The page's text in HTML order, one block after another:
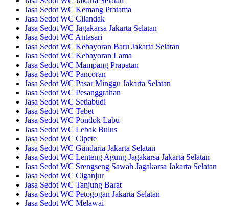
Jasa Sedot WC Kemang Pratama
Jasa Sedot WC Cilandak
Jasa Sedot WC Jagakarsa Jakarta Selatan
Jasa Sedot WC Antasari
Jasa Sedot WC Kebayoran Baru Jakarta Selatan
Jasa Sedot WC Kebayoran Lama
Jasa Sedot WC Mampang Prapatan
Jasa Sedot WC Pancoran
Jasa Sedot WC Pasar Minggu Jakarta Selatan
Jasa Sedot WC Pesanggrahan
Jasa Sedot WC Setiabudi
Jasa Sedot WC Tebet
Jasa Sedot WC Pondok Labu
Jasa Sedot WC Lebak Bulus
Jasa Sedot WC Cipete
Jasa Sedot WC Gandaria Jakarta Selatan
Jasa Sedot WC Lenteng Agung Jagakarsa Jakarta Selatan
Jasa Sedot WC Srengseng Sawah Jagakarsa Jakarta Selatan
Jasa Sedot WC Ciganjur
Jasa Sedot WC Tanjung Barat
Jasa Sedot WC Petogogan Jakarta Selatan
Jasa Sedot WC Melawai